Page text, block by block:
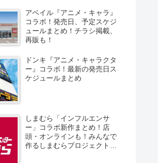
アベイル『アニメ・キャラ』
コラボ！発売日、予定スケジ
ュールまとめ！チラシ掲載、
再販も！
ドンキ『アニメ・キャラクタ
ー』コラボ！最新の発売日ス
ケジュールまとめ
しまむら「インフルエンサ
ー」コラボ新作まとめ！店
頭・オンラインも！みんなで
作るしまむらプロジェクト！